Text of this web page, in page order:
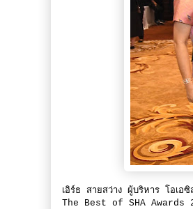
เอิร์ธ สายสว่าง ผู้บริหาร โอเ
The Best of SHA Awards